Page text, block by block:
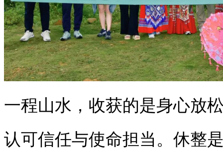
一程山水，收获的是身心放
认可信任与使命担当。休整